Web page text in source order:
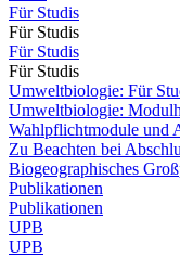
Für Studis
Für Studis
Für Studis
Für Studis
Umweltbiologie: Für
Umweltbiologie:
Wahlpflichtmodule und
Zu Beachten bei
Biogeographisches
Publikationen
Publikationen
UPB
UPB